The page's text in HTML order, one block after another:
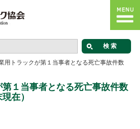
用トラックが第１当事者となる死亡事故件数
１当事者となる死亡事故件数
在）